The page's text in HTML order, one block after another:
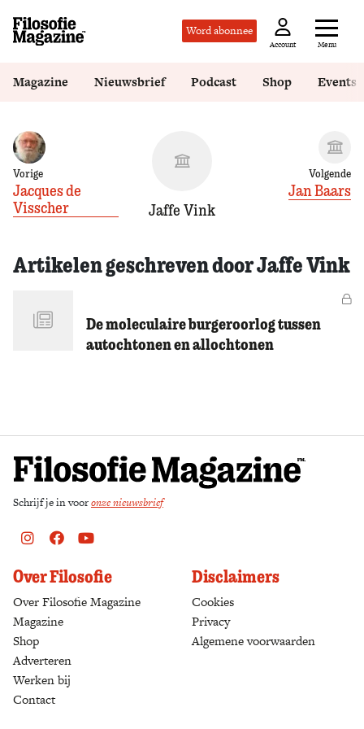
Word abonnee
Account Menu
Magazine Nieuwsbrief Podcast Shop Events
Vorige
Jacques de
Visscher
Jaffe Vink
Volgende
Jan Baars
Artikelen geschreven door Jaffe Vink
De moleculaire burgeroorlog tussen
autochtonen en allochtonen
Schrijf je in vooronze nieuwsbrief
Instagram
FacebookYoutube
Over Filosofie
Over Filosofie Magazine
Magazine
Shop
Adverteren
Werken bij
Contact
Disclaimers
Cookies
Privacy
Algemene voorwaarden